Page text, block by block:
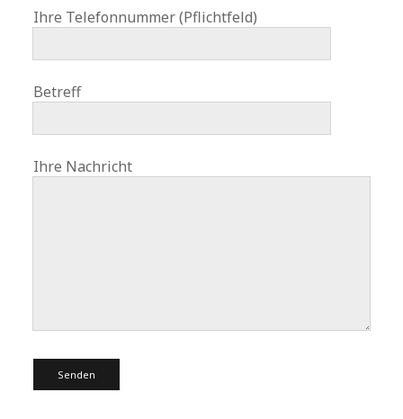
Ihre Telefonnummer (Pflichtfeld)
Betreff
Ihre Nachricht